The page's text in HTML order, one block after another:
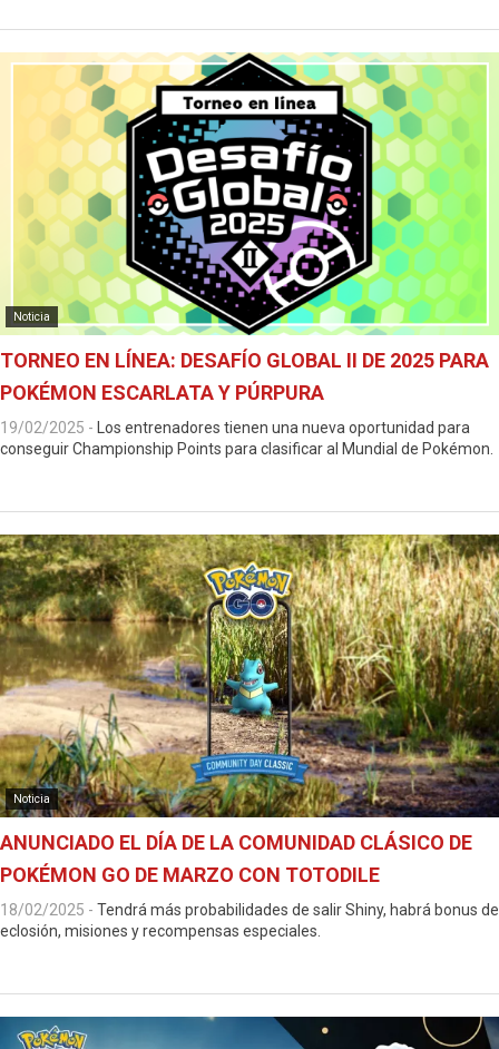
Noticia
TORNEO EN LÍNEA: DESAFÍO GLOBAL II DE 2025 PARA
POKÉMON ESCARLATA Y PÚRPURA
19/02/2025 -
Los entrenadores tienen una nueva oportunidad para
conseguir Championship Points para clasificar al Mundial de Pokémon.
Noticia
ANUNCIADO EL DÍA DE LA COMUNIDAD CLÁSICO DE
POKÉMON GO DE MARZO CON TOTODILE
18/02/2025 - Tendrá más probabilidades de salir Shiny, habrá bonus de
eclosión, misiones y recompensas especiales.